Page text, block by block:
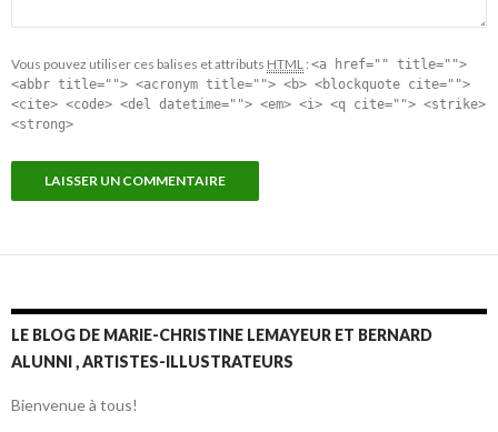
Vous pouvez utiliser ces balises et attributs HTML : <a href="" title="">
<abbr title=""> <acronym title=""> <b> <blockquote cite="">
<cite> <code> <del datetime=""> <em> <i> <q cite=""> <strike>
<strong>
LE BLOG DE MARIE-CHRISTINE LEMAYEUR ET BERNARD
ALUNNI , ARTISTES-ILLUSTRATEURS
Bienvenue à tous!